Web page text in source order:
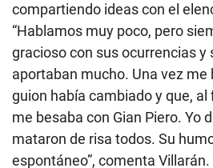
compartiendo ideas con el
“Hablamos muy poco, pero
gracioso con sus ocurrencias y
aportaban mucho. Una vez me
guion había cambiado y que, al
me besaba con Gian Piero. Yo
mataron de risa todos. Su
espontáneo”, comenta Villarán.